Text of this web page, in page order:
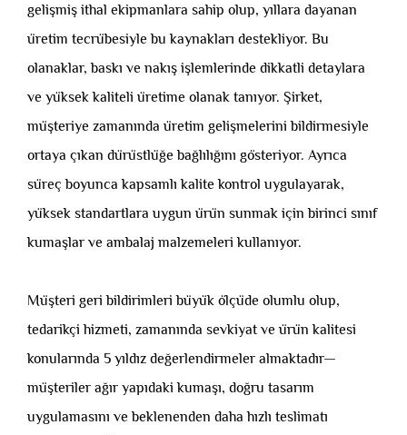
gelişmiş ithal ekipmanlara sahip olup, yıllara dayanan
üretim tecrübesiyle bu kaynakları destekliyor. Bu
olanaklar, baskı ve nakış işlemlerinde dikkatli detaylara
ve yüksek kaliteli üretime olanak tanıyor. Şirket,
müşteriye zamanında üretim gelişmelerini bildirmesiyle
ortaya çıkan dürüstlüğe bağlılığını gösteriyor. Ayrıca
süreç boyunca kapsamlı kalite kontrol uygulayarak,
yüksek standartlara uygun ürün sunmak için birinci sınıf
kumaşlar ve ambalaj malzemeleri kullanıyor.
Müşteri geri bildirimleri büyük ölçüde olumlu olup,
tedarikçi hizmeti, zamanında sevkiyat ve ürün kalitesi
konularında 5 yıldız değerlendirmeler almaktadır—
müşteriler ağır yapıdaki kumaşı, doğru tasarım
uygulamasını ve beklenenden daha hızlı teslimatı